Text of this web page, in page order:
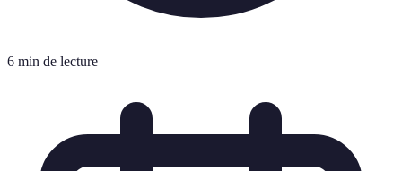
6 min de lecture